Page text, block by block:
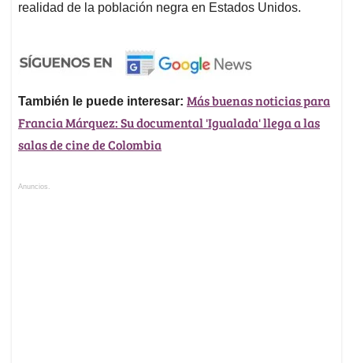
realidad de la población negra en Estados Unidos.
También le puede interesar: Más buenas noticias para
Francia Márquez: Su documental 'Igualada' llega a las
salas de cine de Colombia
Anuncios.